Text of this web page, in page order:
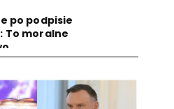
po podpisie
To moralne